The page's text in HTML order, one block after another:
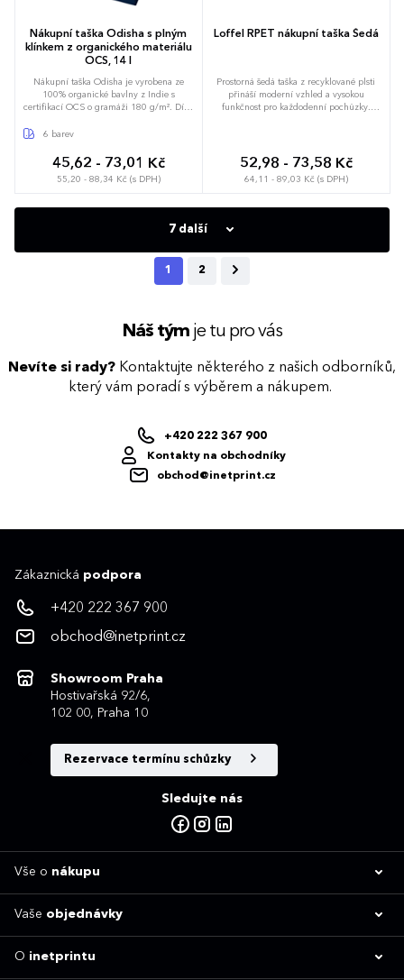
Nákupní taška Odisha s plným
klínkem z organického materiálu
OCS, 14 l
Nákupní taška Odisha je vyrobena ze
100% organické bavlny z Indie s
certifikací OCS o gramáži 180 g/m². Díky
taška další úložný prostor a díky dlouhým
do 5 kg. Objemová kapacita: 14 litrů.
6 barev
45,62 - 73,01 Kč
55,20 - 88,34 Kč (s DPH)
Loffel RPET nákupní taška Šedá
Prostorná šedá taška z recyklované plsti
přináší moderní vzhled a vysokou
funkčnost pro každodenní pochůzky.
ucha pro komfortní nošení na rameni a
bez potíží unese zátěž až 5 kilogramů.
Výrazný štítek RPET jasně komunikuje
planetu. Možnost brandingu: Produkt lze
Rádi vám doporučíme nejvhodnější
52,98 - 73,58 Kč
64,11 - 89,03 Kč (s DPH)
7 další
1 2
Náš týmje tu pro vás
Nevíte si rady? Kontaktujte některého z našich odborníků,
který vám poradí s výběrem a nákupem.
+420 222 367 900
Kontakty na obchodníky
obchod@inetprint.cz
Zákaznická podpora
+420 222 367 900
obchod@inetprint.cz
Showroom Praha
Hostivařská 92/6,
102 00, Praha 10
Rezervace termínu schůzky
Sledujte nás
Vše o nákupu
Vaše objednávky
O inetprintu